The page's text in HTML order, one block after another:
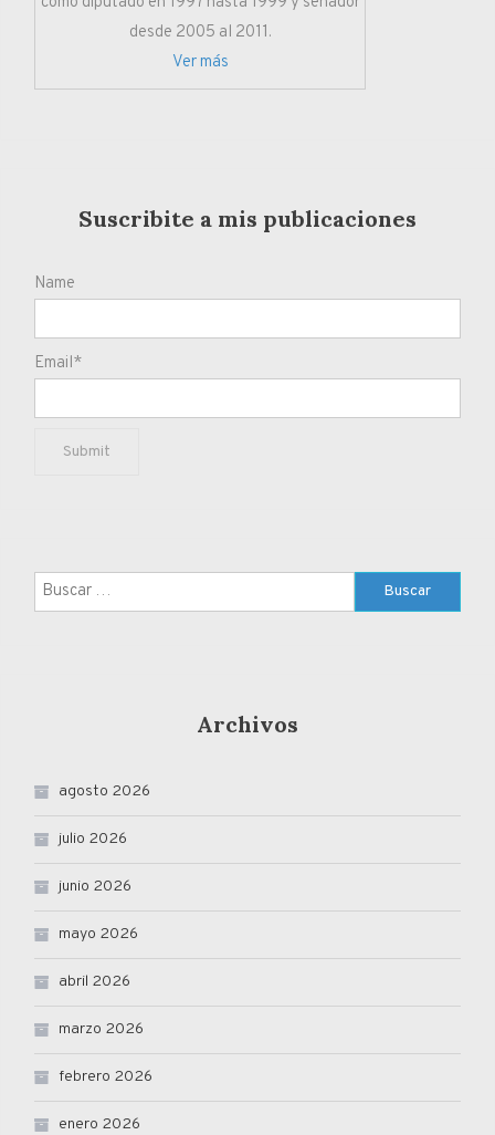
desde 2005 al 2011.
Ver más
Suscribite a mis publicaciones
Name
Email*
Buscar:
Archivos
agosto 2026
julio 2026
junio 2026
mayo 2026
abril 2026
marzo 2026
febrero 2026
enero 2026